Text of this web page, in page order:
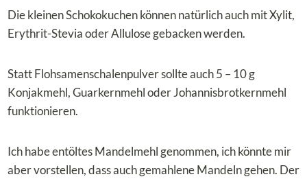
Die kleinen Schokokuchen können natürlich auch mit Xylit,
Erythrit-Stevia oder Allulose gebacken werden.
Statt Flohsamenschalenpulver sollte auch 5 – 10 g
Konjakmehl, Guarkernmehl oder Johannisbrotkernmehl
funktionieren.
Ich habe entöltes Mandelmehl genommen, ich könnte mir
aber vorstellen, dass auch gemahlene Mandeln gehen. Der